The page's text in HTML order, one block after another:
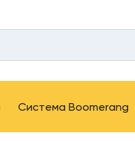
Система Boomerang